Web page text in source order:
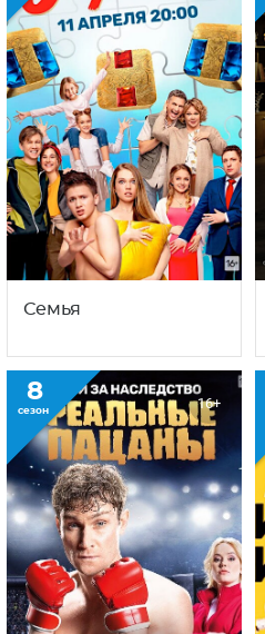
Семья
8
сезон 16+